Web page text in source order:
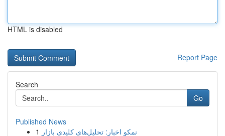
HTML is disabled
Report Page
Search
Go
Published News
1 نمکو اخبار: تحلیل‌های کلیدی بازار